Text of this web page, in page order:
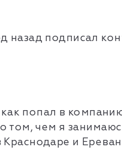
назад подписал
как попал в
том, чем я
и